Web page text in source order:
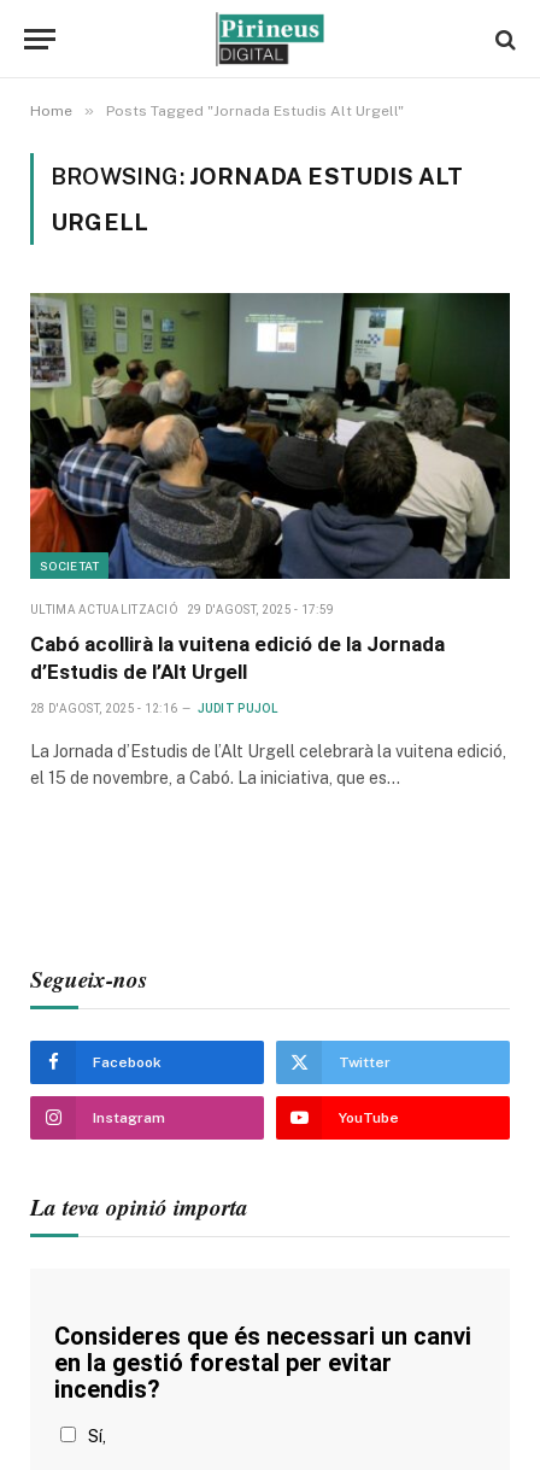
Home » Posts Tagged "Jornada Estudis Alt Urgell"
BROWSING: JORNADA ESTUDIS ALT
URGELL
SOCIETAT
ULTIMA ACTUALITZACIÓ 29 D'AGOST, 2025 - 17:59
Cabó acollirà la vuitena edició de la Jornada
d’Estudis de l’Alt Urgell
28 D'AGOST, 2025 - 12:16 JUDIT PUJOL
La Jornada d’Estudis de l’Alt Urgell celebrarà la vuitena edició,
el 15 de novembre, a Cabó. La iniciativa, que es…
Segueix-nos
Facebook Twitter
Instagram YouTube
La teva opinió importa
Consideres que és necessari un canvi
en la gestió forestal per evitar
incendis?
Sí,